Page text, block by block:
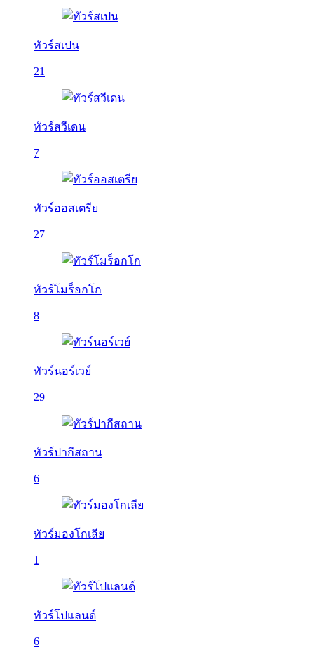
ทัวร์สเปน
21
ทัวร์สวีเดน
7
ทัวร์ออสเตรีย
27
ทัวร์โมร็อกโก
8
ทัวร์นอร์เวย์
29
ทัวร์ปากีสถาน
6
ทัวร์มองโกเลีย
1
ทัวร์โปแลนด์
6